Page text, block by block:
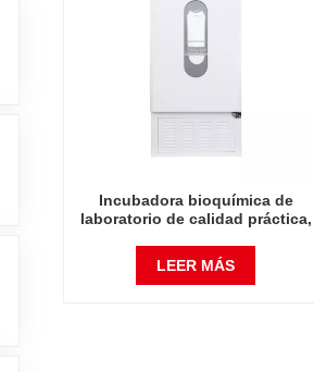
Incubadora bioquímica de
laboratorio de calidad práctica,
de microbiología, incubadora de
temperatura
LEER MÁS